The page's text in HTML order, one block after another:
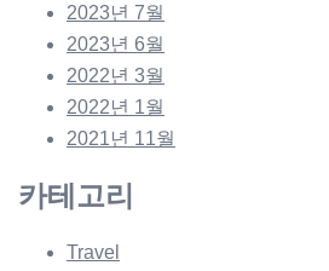
2023년 7월
2023년 6월
2022년 3월
2022년 1월
2021년 11월
카테고리
Travel